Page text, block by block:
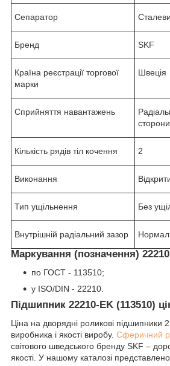
Сепаратор
Бренд SKF
Країна реєстрації торгової
марки
Швеція
Сприйняття навантажень
сторони
Кількість рядів тіл кочення 2
Виконання
Тип ущільнення Без
Внутрішній радіальний зазор
Маркування (позначення)
по ГОСТ - 113510;
у ISO/DIN - 22210.
Підшипник 22210-EK (113510)
Ціна на дворядні роликові підшипники
виробника і якості виробу. Сферичний
світового шведського бренду SKF –
якості. У нашому каталозі